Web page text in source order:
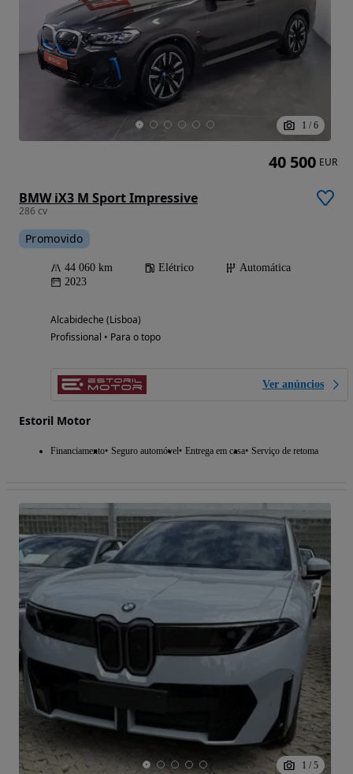
1 / 6
BMW iX3 M Sport Impressive
286 cv
Promovido
44 060 km Elétrico
Automática
2023
Alcabideche (Lisboa)
Profissional • Para o topo
Ver anúncios
Estoril Motor
Financiamento Seguro automóvel Entrega em casa Serviço de retoma
40 500 EUR
1 / 5